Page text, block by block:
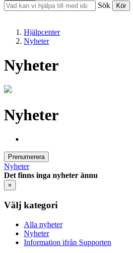
Sök
Hjälpcenter
Nyheter
Nyheter
Nyheter
Prenumerera
Nyheter
Det finns inga nyheter ännu
×
Välj kategori
Alla nyheter
Nyheter
Information ifrån Supporten